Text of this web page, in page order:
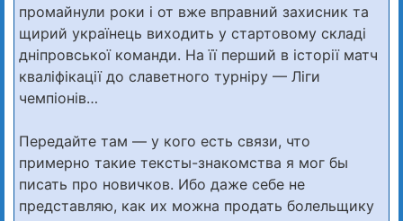
промайнули роки і от вже вправний захисник та
щирий українець виходить у стартовому складі
дніпровської команди. На її перший в історії матч
кваліфікації до славетного турніру — Ліги
чемпіонів…
Передайте там — у кого есть связи, что
примерно такие тексты-знакомства я мог бы
писать про новичков. Ибо даже себе не
представляю, как их можна продать болельщику